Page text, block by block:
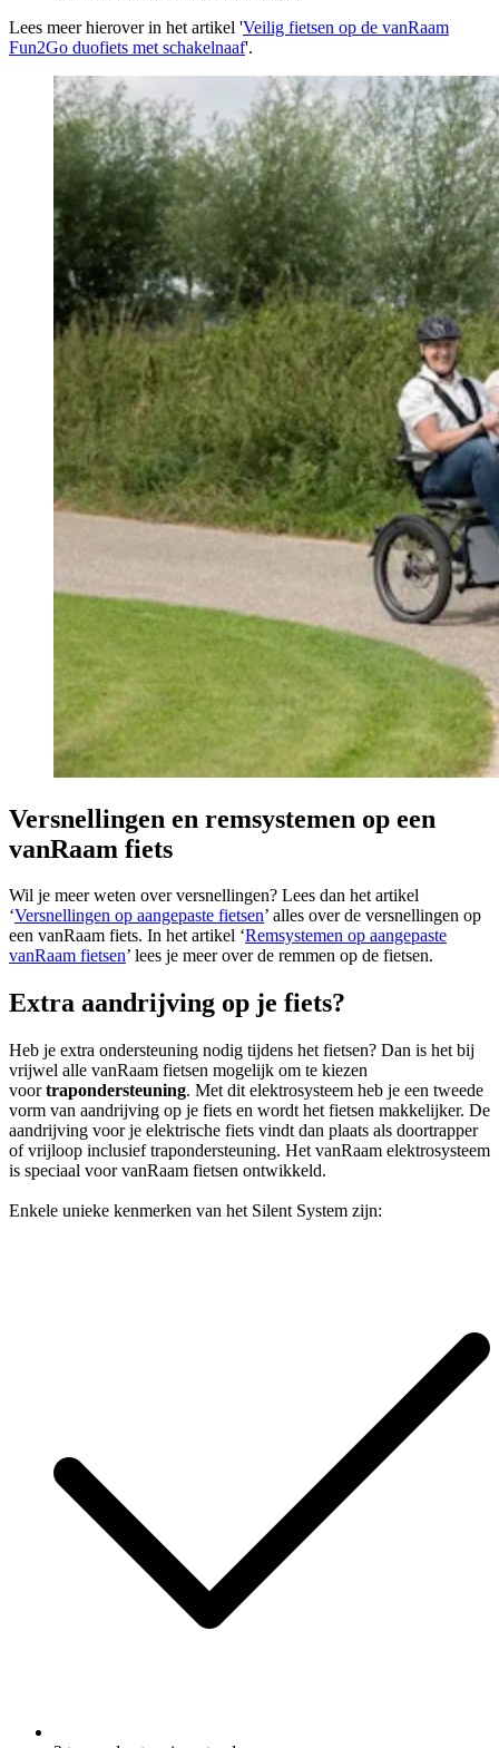
Lees meer hierover in het artikel 'Veilig fietsen op de vanRaam
Fun2Go duofiets met schakelnaaf'.
Versnellingen en remsystemen op een
vanRaam fiets
Wil je meer weten over versnellingen? Lees dan het artikel
‘Versnellingen op aangepaste fietsen’ alles over de versnellingen op
een vanRaam fiets. In het artikel ‘Remsystemen op aangepaste
vanRaam fietsen’ lees je meer over de remmen op de fietsen.
Extra aandrijving op je fiets?
Heb je extra ondersteuning nodig tijdens het fietsen? Dan is het bij
vrijwel alle vanRaam fietsen mogelijk om te kiezen
voortrapondersteuning. Met dit elektrosysteem heb je een tweede
vorm van aandrijving op je fiets en wordt het fietsen makkelijker. De
aandrijving voor je elektrische fiets vindt dan plaats als doortrapper
of vrijloop inclusief trapondersteuning. Het vanRaam elektrosysteem
is speciaal voor vanRaam fietsen ontwikkeld.
Enkele unieke kenmerken van het Silent System zijn: